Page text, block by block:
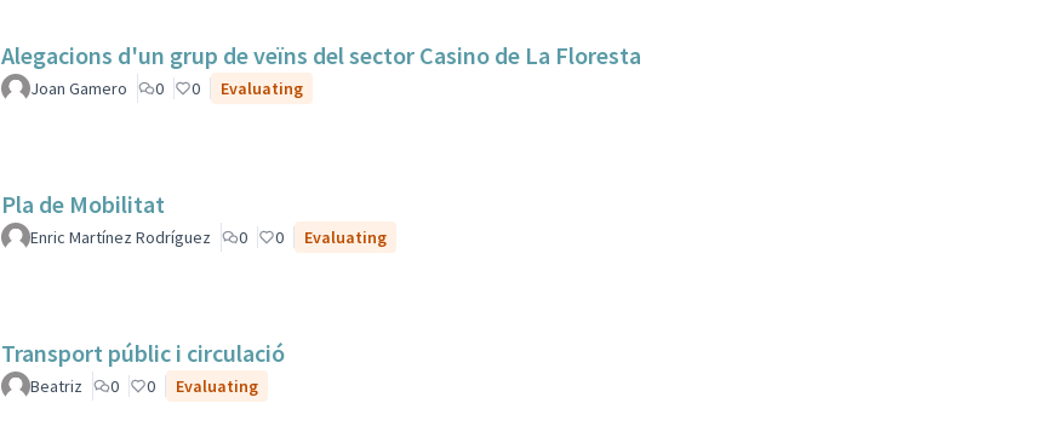
Alegacions d'un grup de veïns del sector Casino de La Floresta
Joan Gamero 0 0 Evaluating
Pla de Mobilitat
Enric Martínez Rodríguez 0 0 Evaluating
Transport públic i circulació
Beatriz 0 0 Evaluating